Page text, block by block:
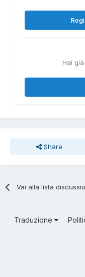
Hai
Share
Vai alla lista
Traduzione